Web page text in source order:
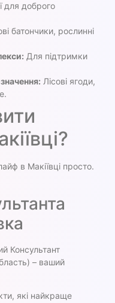
для доброго
батончики, рослинні
Для підтримки
Лісові ягоди,
в Макіївці просто.
Консультант
– ваший
які найкраще